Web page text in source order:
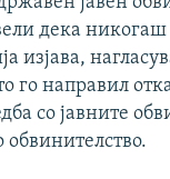
дека
изјава,
го направил
со јавните